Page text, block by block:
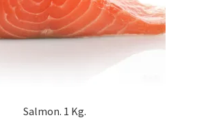
Salmon. 1 Kg.